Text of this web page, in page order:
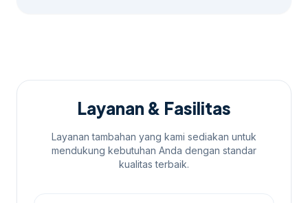
Layanan & Fasilitas
Layanan tambahan yang kami sediakan untuk
mendukung kebutuhan Anda dengan standar
kualitas terbaik.